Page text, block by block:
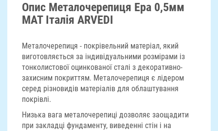
Опис Металочерепиця Ера 0,5мм
МАТ Італія ARVEDI
Металочерепиця - покрівельний матеріал, який
виготовляється за індивідуальними розмірами із
тонколистової оцинкованої сталі з декоративно-
захисним покриттям. Металочерепиця є лідером
серед різновидів матеріалів для облаштування
покрівлі.
Низька вага металочерепиці дозволяє заощадити
при закладці фундаменту, виведенні стін і на